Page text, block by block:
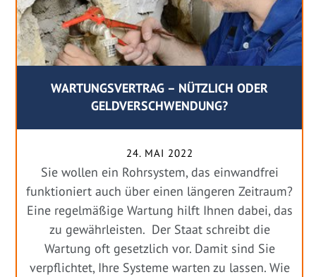
WARTUNGSVERTRAG – NÜTZLICH ODER
GELDVERSCHWENDUNG?
24. MAI 2022
Sie wollen ein Rohrsystem, das einwandfrei
funktioniert auch über einen längeren Zeitraum?
Eine regelmäßige Wartung hilft Ihnen dabei, das
zu gewährleisten. Der Staat schreibt die
Wartung oft gesetzlich vor. Damit sind Sie
verpflichtet, Ihre Systeme warten zu lassen. Wie